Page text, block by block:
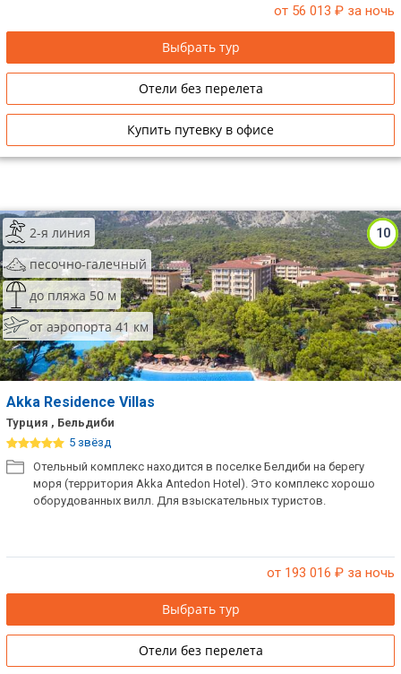
от 56 013 ₽ за ночь
Выбрать тур
Отели без перелета
Купить путевку в офисе
10
2-я линия
песочно-галечный
до пляжа 50 м
от аэропорта 41 км
Akka Residence Villas
Турция , Бельдиби
5 звёзд
Отельный комплекс находится в поселке Белдиби на берегу
моря (территория Akka Antedon Hotel). Это комплекс хорошо
оборудованных вилл. Для взыскательных туристов.
от 193 016 ₽ за ночь
Выбрать тур
Отели без перелета